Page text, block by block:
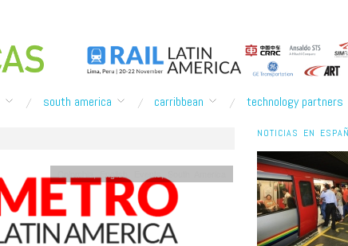
south america carribbean technology partners
NOTICIAS EN